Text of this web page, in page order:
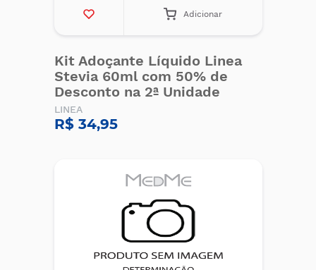
Adicionar
Kit Adoçante Líquido Linea
Stevia 60ml com 50% de
Desconto na 2ª Unidade
LINEA
R$ 34,95